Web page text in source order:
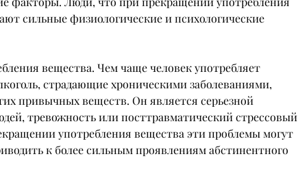
сильные физиологические и психологические
вещества. Чем чаще человек употребляет
страдающие хроническими заболеваниями,
привычных веществ. Он является серьезной
тревожность или посттравматический стрессовый
употребления вещества эти проблемы могут
к более сильным проявлениям абстинентного